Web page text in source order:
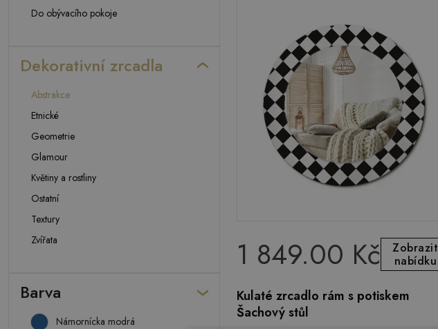
Do obývacího pokoje
Dekorativní zrcadla
Abstrakce
Etnické
Geometrie
Glamour
Květiny a rostliny
Ostatní
Textury
Zvířata
Barva
Námornícka modrá
1 849.00 Kč
Zobrazit
nabídku
Kulaté zrcadlo rám s potiskem
Šachový stůl